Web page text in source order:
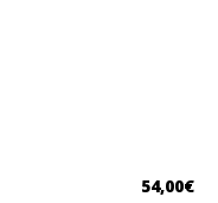
54,00€